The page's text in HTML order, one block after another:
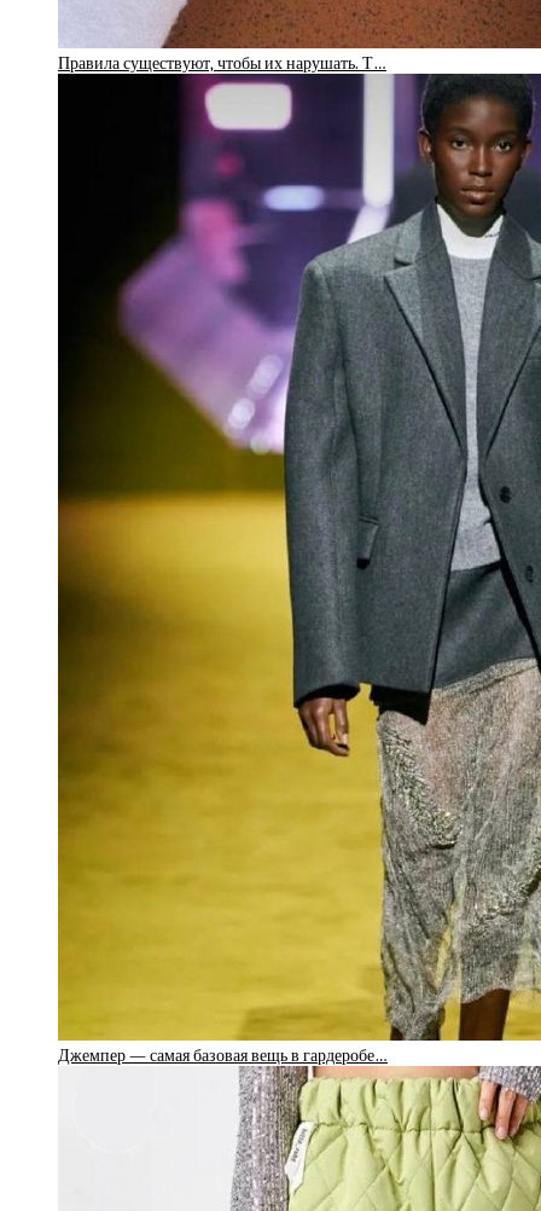
Правила существуют, чтобы их нарушать. Т…
Джемпер — самая базовая вещь в гардеробе…